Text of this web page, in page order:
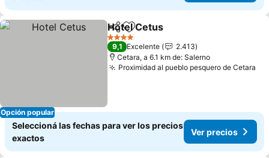
Opción popular
CompartirAñadir a favoritos
Hotel Cetus
4 Estrellas
9,1 Excelente
2.413
Cetara, a 6.1 km de: Salerno
Proximidad al pueblo pesquero de Cetara
Seleccioná las fechas para ver los precios
exactos
Ver precios